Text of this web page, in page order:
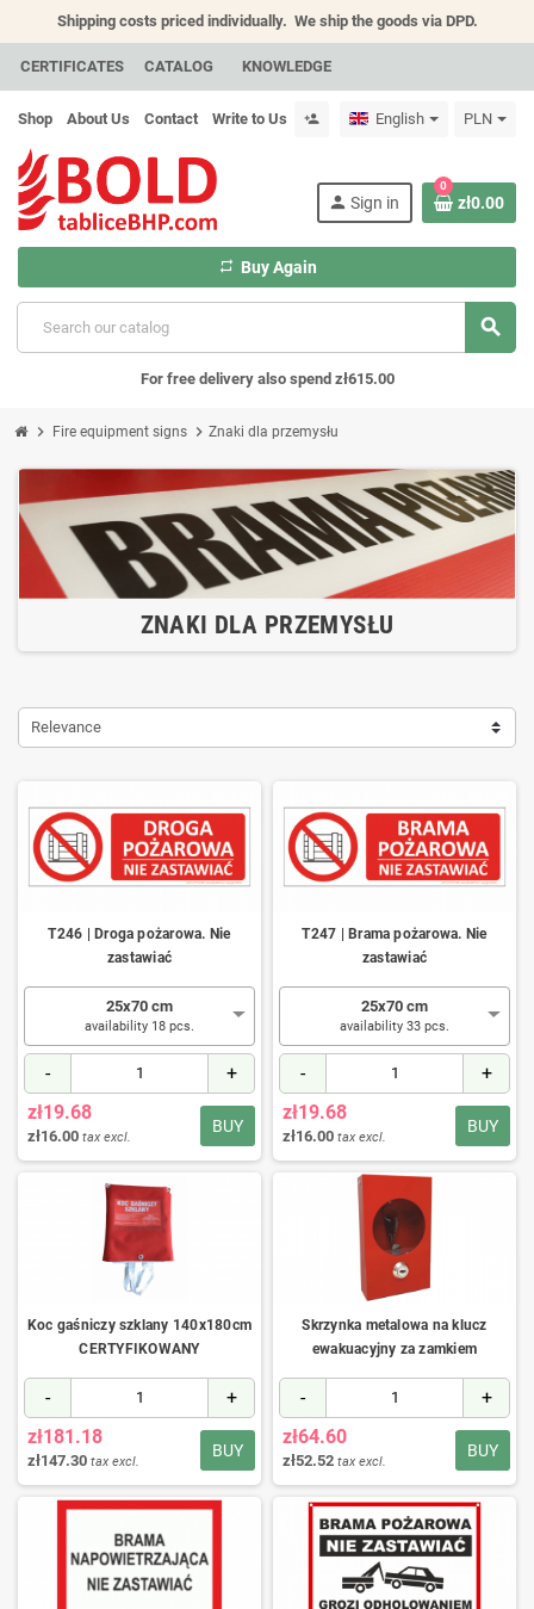
Shipping costs priced individually. We ship the goods via DPD.
CERTIFICATES CATALOG KNOWLEDGE
Shop About Us Contact Write to Us person_add English PLN
search
person Sign in
repeat Buy Again
0
zł0.00
For free delivery also spend zł615.00
chevron_right Fire equipment signs chevron_right Znaki dla przemysłu
ZNAKI DLA PRZEMYSŁU
Relevance
T246 | Droga pożarowa. Nie
zastawiać
25x70 cm
availability 18 pcs.
- +
BUY
zł19.68
zł16.00 tax excl.
T247 | Brama pożarowa. Nie
zastawiać
25x70 cm
availability 33 pcs.
- +
BUY
zł19.68
zł16.00 tax excl.
Koc gaśniczy szklany 140x180cm
CERTYFIKOWANY
- +
BUY
zł181.18
zł147.30 tax excl.
Skrzynka metalowa na klucz
ewakuacyjny za zamkiem
- +
BUY
zł64.60
zł52.52 tax excl.